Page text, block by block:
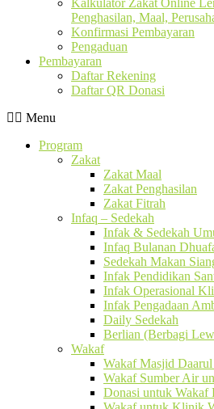
Kalkulator Zakat Online
Penghasilan, Maal,
Konfirmasi Pembayaran
Pengaduan
Pembayaran
Daftar Rekening
Daftar QR Donasi
Menu
Program
Zakat
Zakat Maal
Zakat Penghasilan
Zakat Fitrah
Infaq – Sedekah
Infak & Sedekah
Infaq Bulanan
Sedekah Makan
Infak Pendidikan
Infak Operasional
Infak Pengadaan
Daily Sedekah
Berlian (Berbagi
Wakaf
Wakaf Masjid
Wakaf Sumber Air
Donasi untuk Wakaf